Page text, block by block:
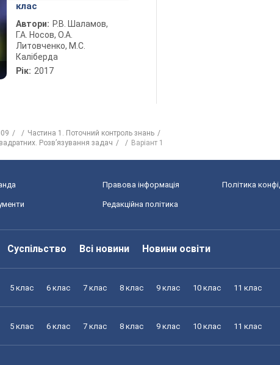
клас
Автори: Р.В. Шаламов,
Г.А. Носов, О.А.
Литовченко, М.С.
Каліберда
Рік: 2017
Частина 1. Поточний контроль знань
Розв’язування задач
Варіант 1
Правова інформація Політика
Редакційна політика
Суспільство Всі новини Новини освіти
5 клас 6 клас 7 клас 8 клас 9 клас 10 клас 11 клас
5 клас 6 клас 7 клас 8 клас 9 клас 10 клас 11 клас